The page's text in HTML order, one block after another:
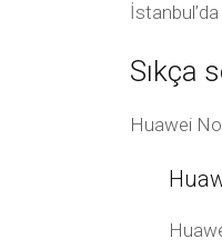
Sıkça
Huawei